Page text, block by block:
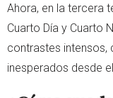
Ahora, en la tercera
Cuarto Día y Cuarto
contrastes intensos,
inesperados desde